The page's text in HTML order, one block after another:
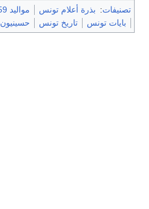
تصنيفات: بذرة أعلام تونس مواليد 1759
بايات تونس
تاريخ تونس حسينيون